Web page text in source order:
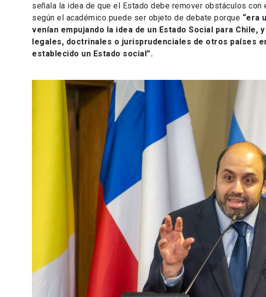
señala la idea de que el Estado debe remover obstáculos
según el académico puede ser objeto de debate porque “era
venían empujando la idea de un Estado Social para
legales, doctrinales o jurisprudenciales de otros países
establecido un Estado social”.